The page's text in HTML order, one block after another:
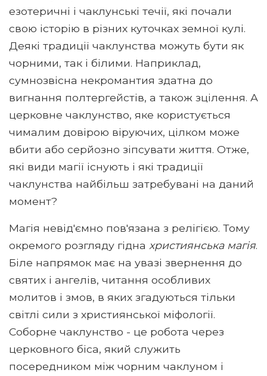
езотеричні і чаклунські течії, які почали
свою історію в різних куточках земної кулі.
Деякі традиції чаклунства можуть бути як
чорними, так і білими. Наприклад,
сумнозвісна некромантия здатна до
вигнання полтергейстів, а також зцілення. А
церковне чаклунство, яке користується
чималим довірою віруючих, цілком може
вбити або серйозно зіпсувати життя. Отже,
які види магії існують і які традиції
чаклунства найбільш затребувані на даний
момент?
Магія невід'ємно пов'язана з релігією. Тому
окремого розгляду гідна християнська магія.
Біле напрямок має на увазі звернення до
святих і ангелів, читання особливих
молитов і змов, в яких згадуються тільки
світлі сили з християнської міфології.
Соборне чаклунство - це робота через
церковного біса, який служить
посередником між чорним чаклуном і